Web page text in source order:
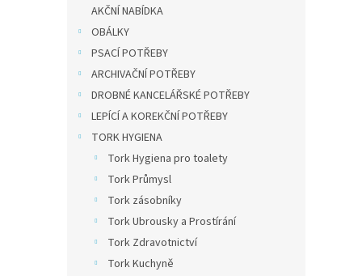
AKČNÍ NABÍDKA
OBÁLKY
PSACÍ POTŘEBY
ARCHIVAČNÍ POTŘEBY
DROBNÉ KANCELÁŘSKÉ POTŘEBY
LEPÍCÍ A KOREKČNÍ POTŘEBY
TORK HYGIENA
Tork Hygiena pro toalety
Tork Průmysl
Tork zásobníky
Tork Ubrousky a Prostírání
Tork Zdravotnictví
Tork Kuchyně